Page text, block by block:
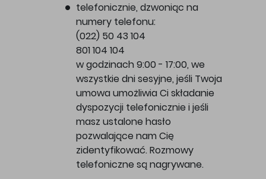
telefonicznie, dzwoniąc na
numery telefonu:
(022) 50 43 104
801 104 104
w godzinach 9:00 - 17:00, we
wszystkie dni sesyjne, jeśli Twoja
umowa umożliwia Ci składanie
dyspozycji telefonicznie i jeśli
masz ustalone hasło
pozwalające nam Cię
zidentyfikować. Rozmowy
telefoniczne są nagrywane.